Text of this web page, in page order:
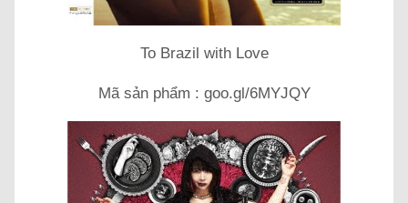
To Brazil with Love
Mã sản phẩm : goo.gl/6MYJQY